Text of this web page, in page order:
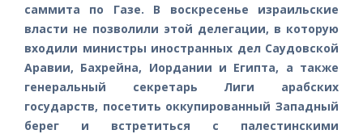
саммита по Газе. В воскресенье израильские
власти не позволили этой делегации, в которую
входили министры иностранных дел Саудовской
Аравии, Бахрейна, Иордании и Египта, а также
генеральный секретарь Лиги арабских
государств, посетить оккупированный Западный
берег и встретиться с палестинскими